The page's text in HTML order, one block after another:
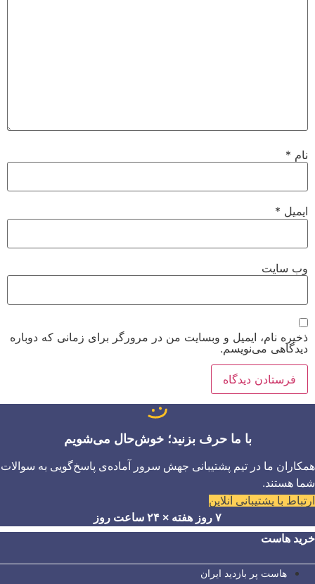
نام *
ایمیل *
وب‌ سایت
ذخیره نام، ایمیل و وبسایت من در مرورگر برای زمانی که دوباره
دیدگاهی می‌نویسم.
با ما حرف بزنید؛ خوش‌حال می‌شویم
همکاران ما در تیم پشتیبانی جهش سرور آماده‌ی پاسخ‌گویی به سوالات
شما هستند.
ارتباط با پشتیبانی آنلاین
۷ روز هفته × ۲۴ ساعت روز
خرید هاست
هاست پر بازدید ایران